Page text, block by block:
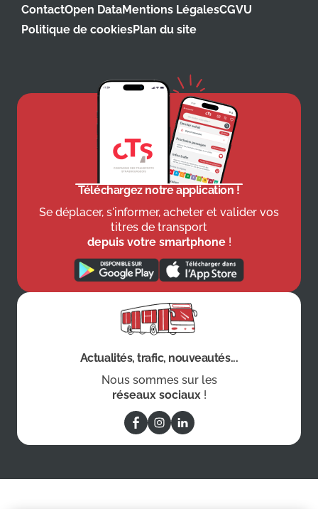
ContactOpen DataMentions LégalesCGVU
Politique de cookiesPlan du site
Téléchargez notre application !
Se déplacer, s'informer, acheter et valider vos
titres de transport
depuis votre smartphone !
Actualités, trafic, nouveautés...
Nous sommes sur les
réseaux sociaux !